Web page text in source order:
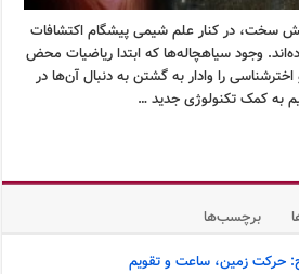
سخت، در کنار علم شیمی پیشگام اکتشافات
وجود سیاهچاله‌ها که ابتدا ریاضیات محض
را وادار به گشتن به دنبال آن‌ها در
به کمک تکنولوژی جدید …
برچسب‌ها
حرکت زمین، ساعت و تقویم